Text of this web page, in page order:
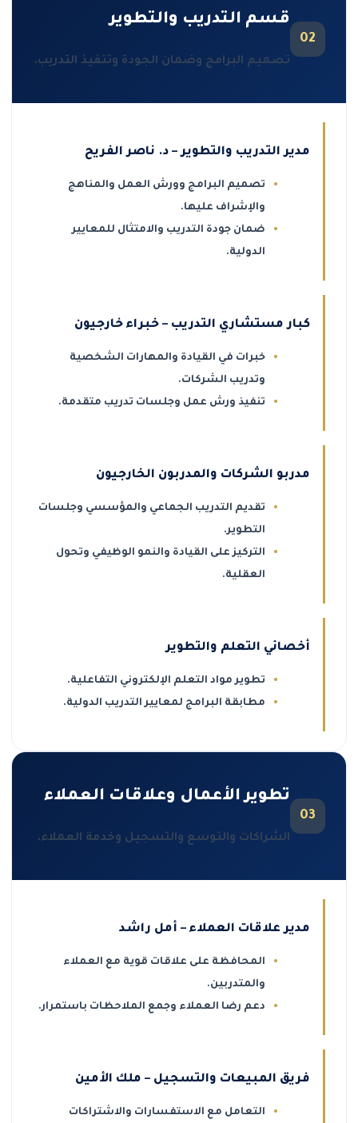
02
قسم التدريب والتطوير
تصميم البرامج وضمان الجودة وتنفيذ التدريب.
مدير التدريب والتطوير – د. ناصر الفريح
تصميم البرامج وورش العمل والمناهج
والإشراف عليها.
ضمان جودة التدريب والامتثال للمعايير
الدولية.
كبار مستشاري التدريب – خبراء خارجيون
خبرات في القيادة والمهارات الشخصية
وتدريب الشركات.
تنفيذ ورش عمل وجلسات تدريب متقدمة.
مدربو الشركات والمدربون الخارجيون
تقديم التدريب الجماعي والمؤسسي وجلسات
التطوير.
التركيز على القيادة والنمو الوظيفي وتحول
العقلية.
أخصائي التعلم والتطوير
تطوير مواد التعلم الإلكتروني التفاعلية.
مطابقة البرامج لمعايير التدريب الدولية.
03
تطوير الأعمال وعلاقات العملاء
الشراكات والتوسع والتسجيل وخدمة العملاء.
مدير علاقات العملاء – أمل راشد
المحافظة على علاقات قوية مع العملاء
والمتدربين.
دعم رضا العملاء وجمع الملاحظات باستمرار.
فريق المبيعات والتسجيل – ملك الأمين
التعامل مع الاستفسارات والاشتراكات